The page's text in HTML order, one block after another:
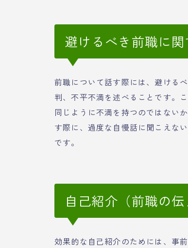
避けるべき前職に
前職について話す際には、避ける
判、不平不満を述べることです。
同じように不満を持つのではない
す際に、過度な自慢話に聞こえな
です。
自己紹介（前職の
効果的な自己紹介のためには、事